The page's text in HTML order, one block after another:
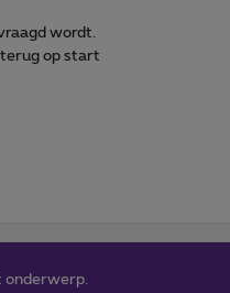
wordt.
terug op start
onderwerp.